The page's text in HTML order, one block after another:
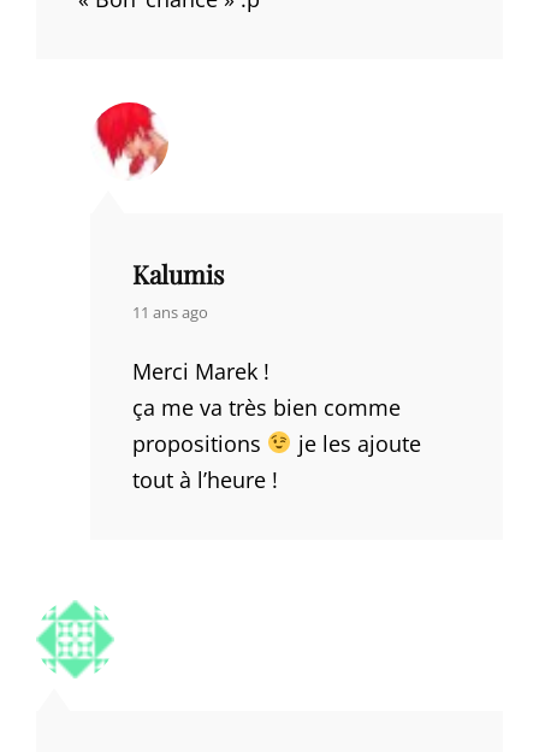
Kalumis
says:
11 ans ago
Merci Marek !
ça me va très bien comme
propositions
je les ajoute
tout à l’heure !